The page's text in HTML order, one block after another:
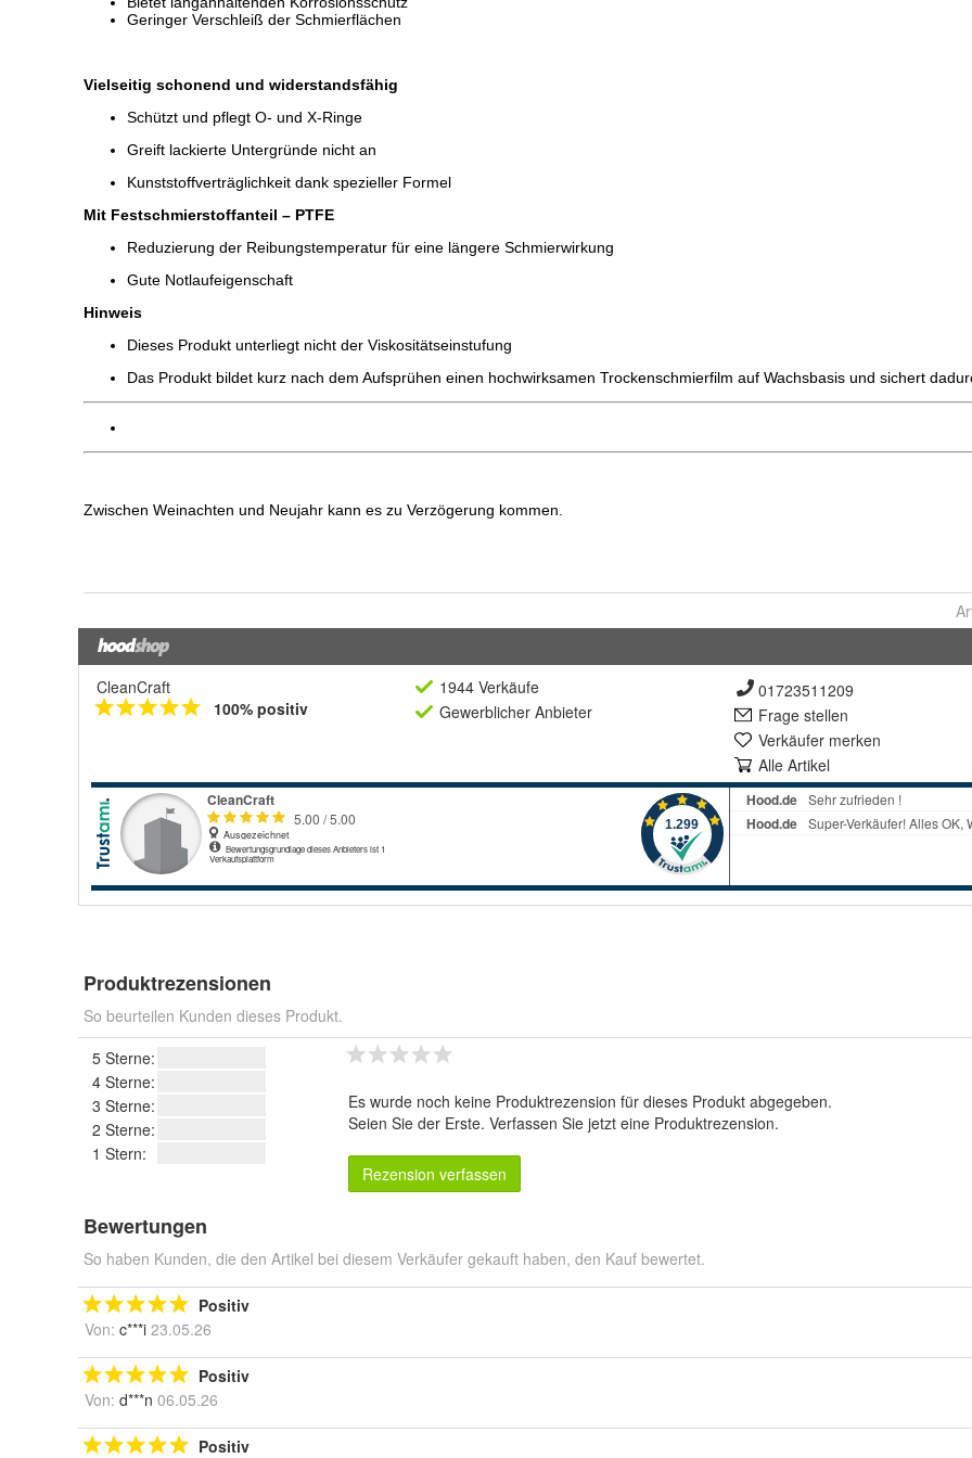
CleanCraft
100% positiv
1944 Verkäufe
Gewerblicher Anbieter
01723511209
Frage stellen
Verkäufer merken
Alle Artikel
Produktrezensionen
So beurteilen Kunden dieses Produkt.
5 Sterne:
4 Sterne:
3 Sterne:
2 Sterne:
1 Stern:
Es wurde noch keine Produktrezension für dieses Produkt abgegeben.
Seien Sie der Erste. Verfassen Sie jetzt eine Produktrezension.
Rezension verfassen
Bewertungen
So haben Kunden, die den Artikel bei diesem Verkäufer gekauft haben, den Kauf bewertet.
Positiv
Von: c***i 23.05.26
Positiv
Von: d***n 06.05.26
Positiv